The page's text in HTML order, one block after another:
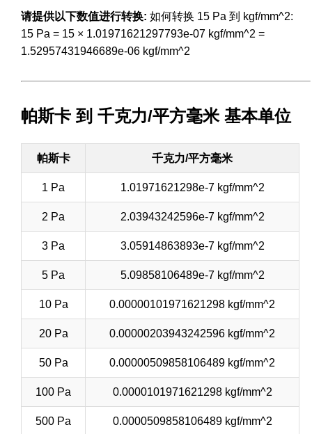
请提供以下数值进行转换: 如何转换 15 Pa 到 kgf/mm^2:
15 Pa = 15 × 1.01971621297793e-07 kgf/mm^2 =
1.52957431946689e-06 kgf/mm^2
帕斯卡 到 千克力/平方毫米 基本单位
帕斯卡 千克力/平方毫米
1 Pa 1.01971621298e-7 kgf/mm^2
2 Pa 2.03943242596e-7 kgf/mm^2
3 Pa 3.05914863893e-7 kgf/mm^2
5 Pa 5.09858106489e-7 kgf/mm^2
10 Pa 0.00000101971621298 kgf/mm^2
20 Pa 0.00000203943242596 kgf/mm^2
50 Pa 0.00000509858106489 kgf/mm^2
100 Pa 0.0000101971621298 kgf/mm^2
500 Pa 0.0000509858106489 kgf/mm^2